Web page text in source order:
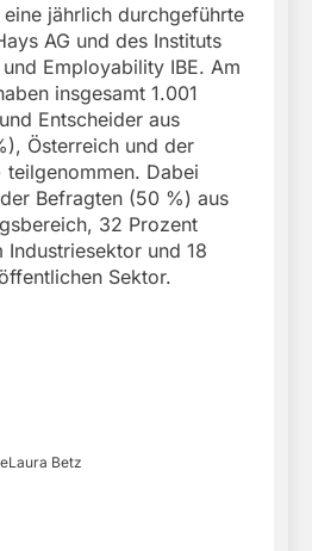
jährlich durchgeführte
AG und des Instituts
Employability IBE. Am
insgesamt 1.001
Entscheider aus
Österreich und der
teilgenommen. Dabei
Befragten (50 %) aus
32 Prozent
Industriesektor und 18
Sektor.
Betz